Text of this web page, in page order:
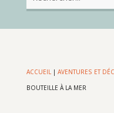
ACCUEIL| AVENTURES ET
BOUTEILLE À LA MER